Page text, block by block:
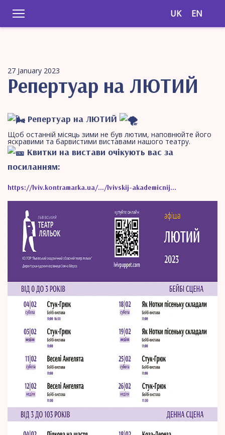
UK EN
27 January 2023
Репертуар на ЛЮТИЙ
Репертуар на ЛЮТИЙ
Щоб останній місяць зими не був лютим, наповнюйте його
яскравими та барвистими виставами нашого театру.
Квитки на вистави очікують вас за
посиланням:
https://lviv.kontramarka.ua/…/lvivskij-akademicnij…